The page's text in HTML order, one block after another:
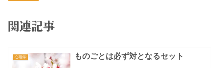
関連記事
心理学 ものごとは必ず対となるセット